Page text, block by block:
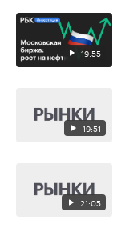
19:55
19:51
21:05